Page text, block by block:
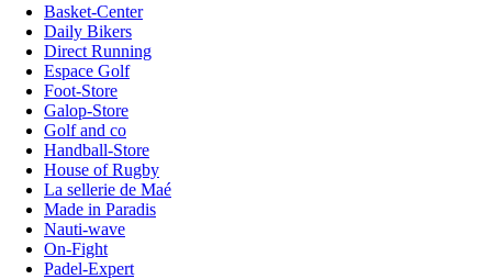
Basket-Center
Daily Bikers
Direct Running
Espace Golf
Foot-Store
Galop-Store
Golf and co
Handball-Store
House of Rugby
La sellerie de Maé
Made in Paradis
Nauti-wave
On-Fight
Padel-Expert